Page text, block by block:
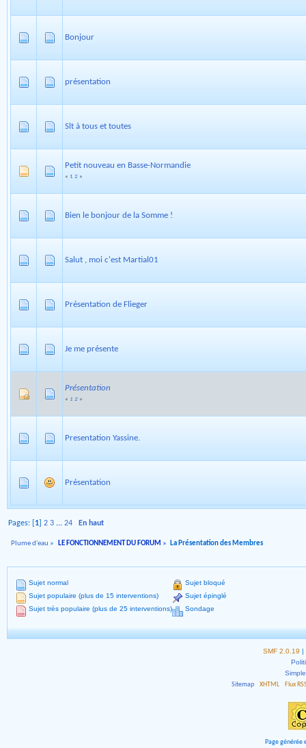
Bonjour
présentation
Slt à tous et toutes
Petit nouveau en Basse-Normandie
« 1 2 »
Bien le bonjour de la Somme !
Salut , moi c'est Martial01
Présentation de Flieger
Je me présente
Présentation
« 1 2 »
Presentation Yassine.
Présentation
Pages: [ 1 ]2 3 ...24 En haut
Plume d'eau » LE FONCTIONNEMENT DU FORUM » La Présentation des Membres
Sujet normal
Sujet populaire (plus de 15 interventions)
Sujet très populaire (plus de 25 interventions)
Sujet bloqué
Sujet épinglé
Sondage
SMF 2.0.19 |
Sitemap
XHTML Flux
Page générée